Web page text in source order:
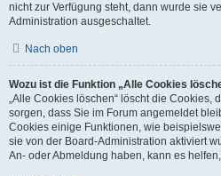
nicht zur Verfügung steht, dann wurde sie
Administration ausgeschaltet.
Nach oben
Wozu ist die Funktion „Alle Cookies
„Alle Cookies löschen“ löscht die Cookies,
sorgen, dass Sie im Forum angemeldet
Cookies einige Funktionen, wie
sie von der Board-Administration aktiviert
An- oder Abmeldung haben, kann es